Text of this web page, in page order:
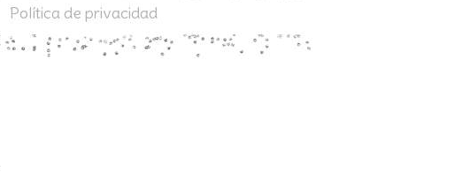
Política de privacidad